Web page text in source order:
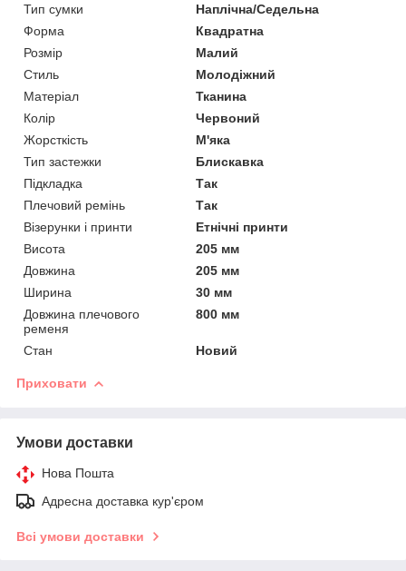
Тип сумки
Наплічна/Седельна
Форма
Квадратна
Розмір
Малий
Стиль
Молодіжний
Матеріал
Тканина
Колір
Червоний
Жорсткість
М'яка
Тип застежки
Блискавка
Підкладка
Так
Плечовий ремінь
Так
Візерунки і принти
Етнічні принти
Висота
205 мм
Довжина
205 мм
Ширина
30 мм
Довжина плечового
ременя
800 мм
Стан Новий
Приховати
Умови доставки
Нова Пошта
Адресна доставка кур'єром
Всі умови доставки